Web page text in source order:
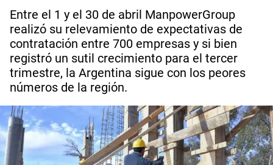
Entre el 1 y el 30 de abril ManpowerGroup
realizó su relevamiento de expectativas de
contratación entre 700 empresas y si bien
registró un sutil crecimiento para el tercer
trimestre, la Argentina sigue con los peores
números de la región.